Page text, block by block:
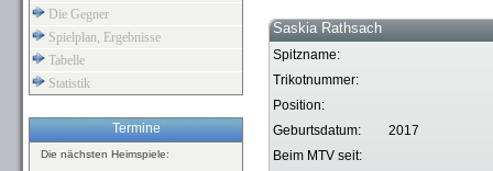
Die Gegner
Spielplan, Ergebnisse
Tabelle
Statistik
Termine
Die nächsten Heimspiele:
Saskia Rathsach
Spitzname:
Trikotnummer:
Position:
Geburtsdatum:
2017
Beim MTV seit: